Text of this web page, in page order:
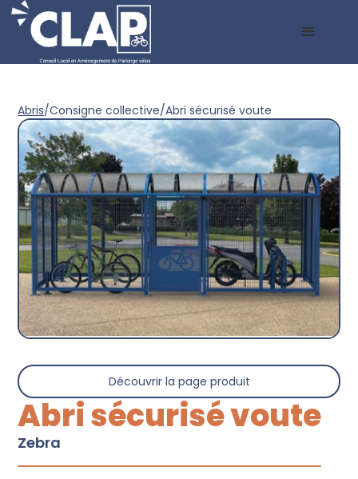
Abris/Consigne collective/Abri sécurisé voute
Découvrir la page produit
Abri sécurisé voute
Zebra